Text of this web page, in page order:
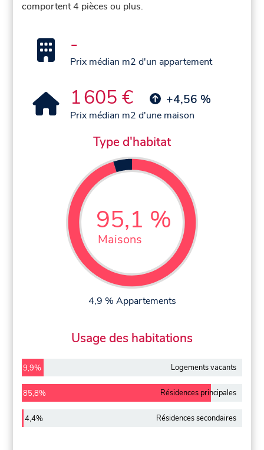
comportent 4 pièces ou plus.
-
Prix médian m2 d'un appartement
1 605 € +4,56 %
Prix médian m2 d'une maison
Type d'habitat
95,1 %
Maisons
4,9 % Appartements
Usage des habitations
9,9% Logements vacants
85,8% Résidences principales
4,4% Résidences secondaires